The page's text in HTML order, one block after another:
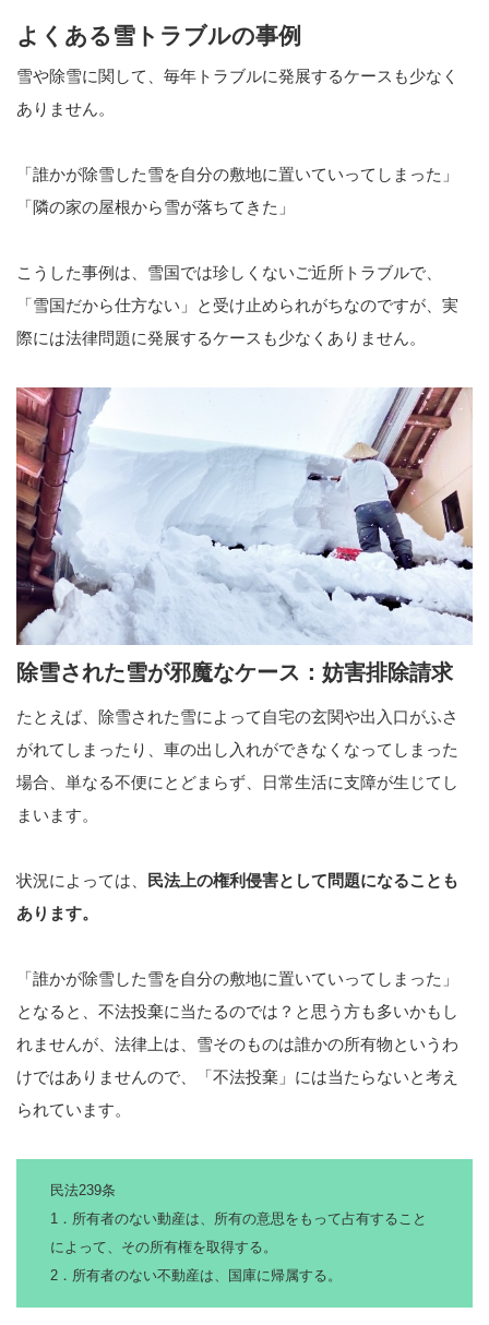
よくある雪トラブルの事例
雪や除雪に関して、毎年トラブルに発展するケースも少なく
ありません。
「誰かが除雪した雪を自分の敷地に置いていってしまった」
「隣の家の屋根から雪が落ちてきた」
こうした事例は、雪国では珍しくないご近所トラブルで、
「雪国だから仕方ない」と受け止められがちなのですが、実
際には法律問題に発展するケースも少なくありません。
除雪された雪が邪魔なケース：妨害排除請求
たとえば、除雪された雪によって自宅の玄関や出入口がふさ
がれてしまったり、車の出し入れができなくなってしまった
場合、単なる不便にとどまらず、日常生活に支障が生じてし
まいます。
状況によっては、
民法上の権利侵害として問題になることも
あります。
「誰かが除雪した雪を自分の敷地に置いていってしまった」
となると、不法投棄に当たるのでは？と思う方も多いかもし
れませんが、法律上は、雪そのものは誰かの所有物というわ
けではありませんので、「不法投棄」には当たらないと考え
られています。
民法239条
1．所有者のない動産は、所有の意思をもって占有すること
によって、その所有権を取得する。
2．所有者のない不動産は、国庫に帰属する。